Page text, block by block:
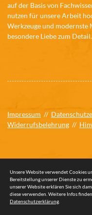
auf der Basis von
nutzen für unsere Arbeit
Werkzeuge und modernste
besondere Liebe zum Detail.
Impressum //
Widerrufsbelehrung //
© 2026 Tischlerei Wilkens
Unsere Website verwendet Cookies
Bereitstellung unserer Dienste zu
unserer Website erklären Sie sich
diese verwenden. Weitere Infos
Datenschutzerklärung